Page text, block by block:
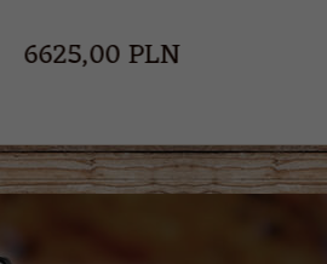
6625,00PLN